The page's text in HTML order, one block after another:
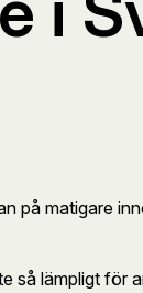
på matigare
så lämpligt för